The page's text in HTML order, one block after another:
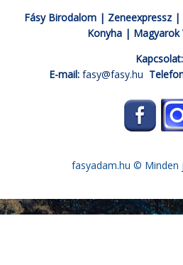
Fásy Birodalom | Zeneexpressz |
Konyha | Magyarok
Kapcsolat:
E-mail: fasy@fasy.hu
fasyadam.hu © Minden